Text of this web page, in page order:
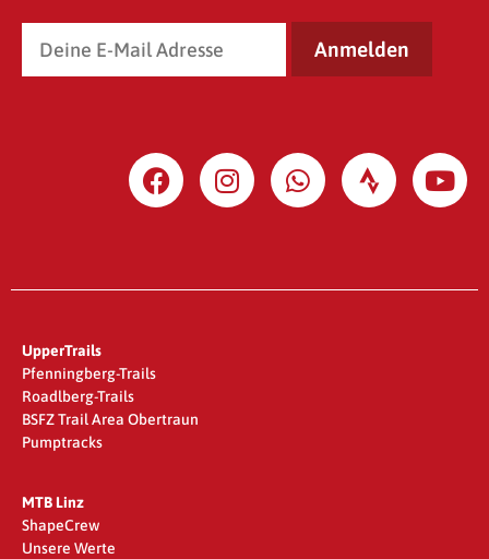
UpperTrails
Pfenningberg-Trails
Roadlberg-Trails
BSFZ Trail Area Obertraun
Pumptracks
MTB Linz
ShapeCrew
Unsere Werte